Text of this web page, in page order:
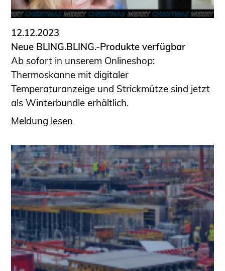
12.12.2023
Neue BLING.BLING.-Produkte verfügbar
Ab sofort in unserem Onlineshop:
Thermoskanne mit digitaler
Temperaturanzeige und Strickmütze sind jetzt
als Winterbundle erhältlich.
Meldung lesen